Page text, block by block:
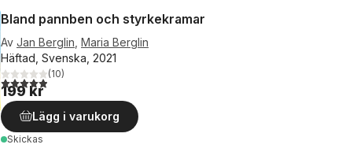
Bland pannben och styrkekramar
Av Jan Berglin Maria Berglin
Häftad, Svenska, 2021
4,9utav 5 stjärnor. Totalt antal röster:
(10)
199 kr
Lägg i varukorg
Skickas